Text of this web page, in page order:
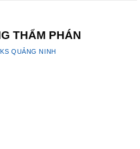
THẨM PHÁN
QUẢNG NINH